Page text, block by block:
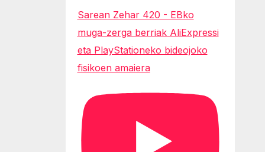
Sarean Zehar 420 - EBko
muga-zerga berriak AliExpressi
eta PlayStationeko bideojoko
fisikoen amaiera